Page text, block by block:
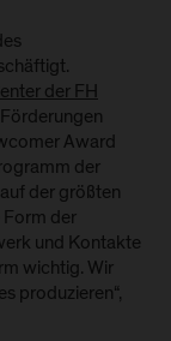
der FH
Award
der
der größten
Form der
und Kontakte
wichtig. Wir
produzieren“,